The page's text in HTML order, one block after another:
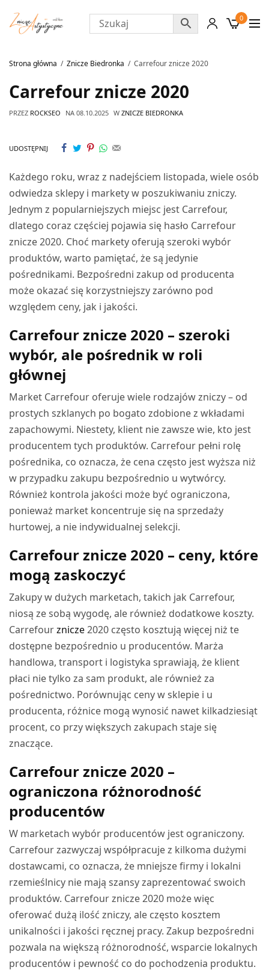
0
Strona główna Znicze Biedronka Carrefour znicze 2020
Carrefour znicze 2020
PRZEZ ROCKSEO NA 08.10.2025 W ZNICZE BIEDRONKA
UDOSTĘPNIJ
Każdego roku, wraz z nadejściem listopada, wiele osób
odwiedza sklepy i markety w poszukiwaniu zniczy.
Jednym z popularniejszych miejsc jest Carrefour,
dlatego coraz częściej pojawia się hasło Carrefour
znicze 2020. Choć markety oferują szeroki wybór
produktów, warto pamiętać, że są jedynie
pośrednikami. Bezpośredni zakup od producenta
może okazać się korzystniejszy zarówno pod
względem ceny, jak i jakości.
Carrefour znicze 2020 – szeroki
wybór, ale pośrednik w roli
głównej
Market Carrefour oferuje wiele rodzajów zniczy – od
prostych szklanych po bogato zdobione z wkładami
zapachowymi. Niestety, klient nie zawsze wie, kto jest
producentem tych produktów. Carrefour pełni rolę
pośrednika, co oznacza, że cena często jest wyższa niż
w przypadku zakupu bezpośrednio u wytwórcy.
Również kontrola jakości może być ograniczona,
ponieważ market koncentruje się na sprzedaży
hurtowej, a nie indywidualnej selekcji.
Carrefour znicze 2020 – ceny, które
mogą zaskoczyć
Zakupy w dużych marketach, takich jak Carrefour,
niosą ze sobą wygodę, ale również dodatkowe koszty.
Carrefourznicze2020 często kosztują więcej niż te
dostępne bezpośrednio u producentów. Marża
handlowa, transport i logistyka sprawiają, że klient
płaci nie tylko za sam produkt, ale również za
pośrednictwo. Porównując ceny w sklepie i u
producenta, różnice mogą wynosić nawet kilkadziesiąt
procent, co przy większych zakupach staje się
znaczące.
Carrefour znicze 2020 –
ograniczona różnorodność
producentów
W marketach wybór producentów jest ograniczony.
Carrefour zazwyczaj współpracuje z kilkoma dużymi
dostawcami, co oznacza, że mniejsze firmy i lokalni
rzemieślnicy nie mają szansy zaprezentować swoich
produktów. Carrefour znicze 2020 może więc
oferować dużą ilość zniczy, ale często kosztem
unikalności i jakości ręcznej pracy. Zakup bezpośredni
pozwala na większą różnorodność, wsparcie lokalnych
producentów i pewność co do pochodzenia produktu.